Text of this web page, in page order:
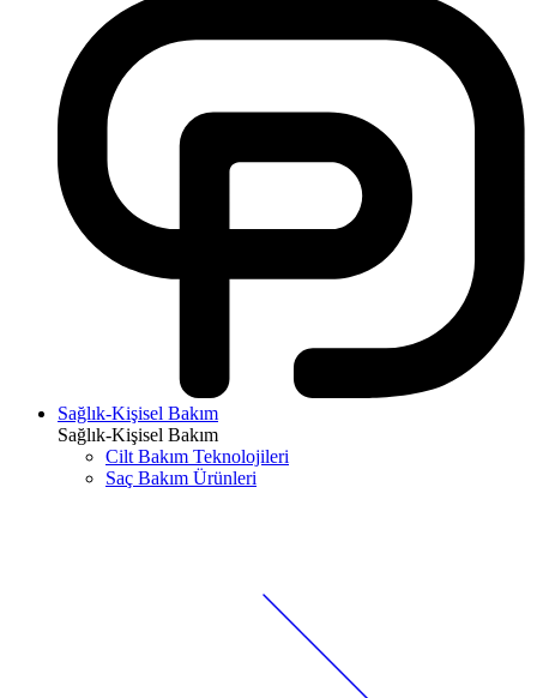
Sağlık-Kişisel Bakım
Sağlık-Kişisel Bakım
Cilt Bakım Teknolojileri
Saç Bakım Ürünleri